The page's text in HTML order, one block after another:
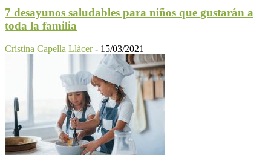
7 desayunos saludables para niños que gustarán a
toda la familia
Cristina Capella Llàcer - 15/03/2021